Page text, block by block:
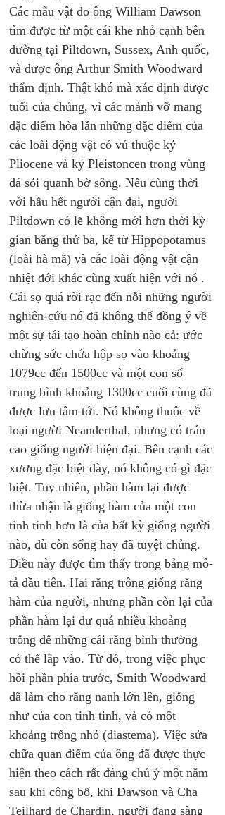
Các mẫu vật do ông William Dawson
tìm được từ một cái khe nhỏ cạnh bên
đường tại Piltdown, Sussex, Anh quốc,
và được ông Arthur Smith Woodward
thẩm định. Thật khó mà xác định được
tuổi của chúng, vì các mảnh vỡ mang
đặc điểm hòa lẫn những đặc điểm của
các loài động vật có vú thuộc kỷ
Pliocene và kỷ Pleistoncen trong vùng
đá sỏi quanh bờ sông. Nếu cùng thời
với hầu hết người cận đại, người
Piltdown có lẽ không mới hơn thời kỳ
gian băng thứ ba, kể từ Hippopotamus
(loài hà mã) và các loài động vật cận
nhiệt đới khác cùng xuất hiện với nó .
Cái sọ quá rời rạc đến nỗi những người
nghiên-cứu nó đã không thể đồng ý về
một sự tái tạo hoàn chỉnh nào cả: ước
chừng sức chứa hộp sọ vào khoảng
1079cc đến 1500cc và một con số
trung bình khoảng 1300cc cuối cùng đã
được lưu tâm tới. Nó không thuộc về
loại người Neanderthal, nhưng có trán
cao giống người hiện đại. Bên cạnh các
xương đặc biệt dày, nó không có gì đặc
biệt. Tuy nhiên, phần hàm lại được
thừa nhận là giống hàm của một con
tinh tinh hơn là của bất kỳ giống người
nào, dù còn sống hay đã tuyệt chủng.
Điều này được tìm thấy trong bảng mô-
tả đầu tiên. Hai răng trông giống răng
hàm của người, nhưng phần còn lại của
phần hàm lại dư quá nhiều khoảng
trống để những cái răng bình thường
có thể lắp vào. Từ đó, trong việc phục
hồi phần phía trước, Smith Woodward
đã làm cho răng nanh lớn lên, giống
như của con tinh tinh, và có một
khoảng trống nhỏ (diastema). Việc sửa
chữa quan điểm của ông đã được thực
hiện theo cách rất đáng chú ý một năm
sau khi công bố, khi Dawson và Cha
Teilhard de Chardin, người đang sàng